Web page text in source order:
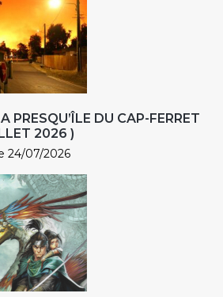
PRESQU’ÎLE DU CAP-FERRET
2026 )
24/07/2026